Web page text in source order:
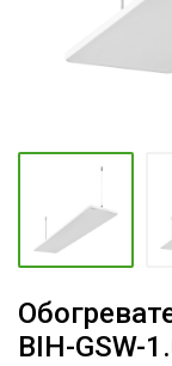
BIH-GSW-